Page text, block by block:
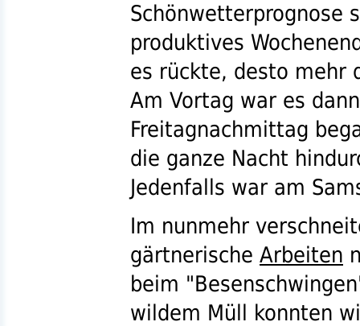
Schönwetterprognose
produktives
es rückte, desto mehr
Am Vortag war es
Freitagnachmittag
die ganze Nacht
Jedenfalls war am
Im nunmehr
gärtnerische Arbeiten
beim
wildem Müll konnten